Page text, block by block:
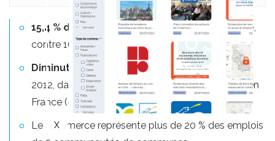
15,4 % des emplois salariés du secteur privé,
contre 16,8 % dans le Centre et 17,0 % en France.
Diminution des effectifs de 4 %entre 2008 et
2012, davantage que dans le Centre (- 2,3 %) et en
France (- 1,4 %).
Le commerce représente plus de 20 % des emplois